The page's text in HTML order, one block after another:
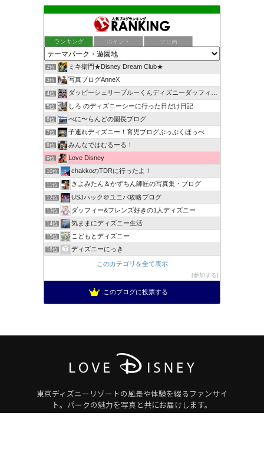
ランキング ポイント ブロ画
2位 ミキ衛門★Disney Dream Club★
3位 写真ブログAnneX
4位 ダッピーシェリーブルーくんディズニーダッフィーバラhappy
5位 しろ のディズニーシーに行った日だけ日記
6位 べに〜らんどの園長ブログ
7位 子連れディズニー！育児ブログぷっぷくほっぺ
8位 みんなではむるーる！
9位 Love Disney
10位 chakkoのTDRに行ったよ！
11位 きよみたん＆かずちん師匠の写真集・ブログ
12位 USJハック＠ユニバ攻略ブログ
13位 ダッフィー&フレンズ好きの1人ディズニー
14位 気ままにディズニー生活
15位 こどもとディズニー
16位 ディズニーにっき
このカテゴリを全て表示
参加する
このブログに投票する
東京ディズニーリゾートの風景や体験を綴るファンサイ
ト。パークの魅力を写真と共にお届けします。